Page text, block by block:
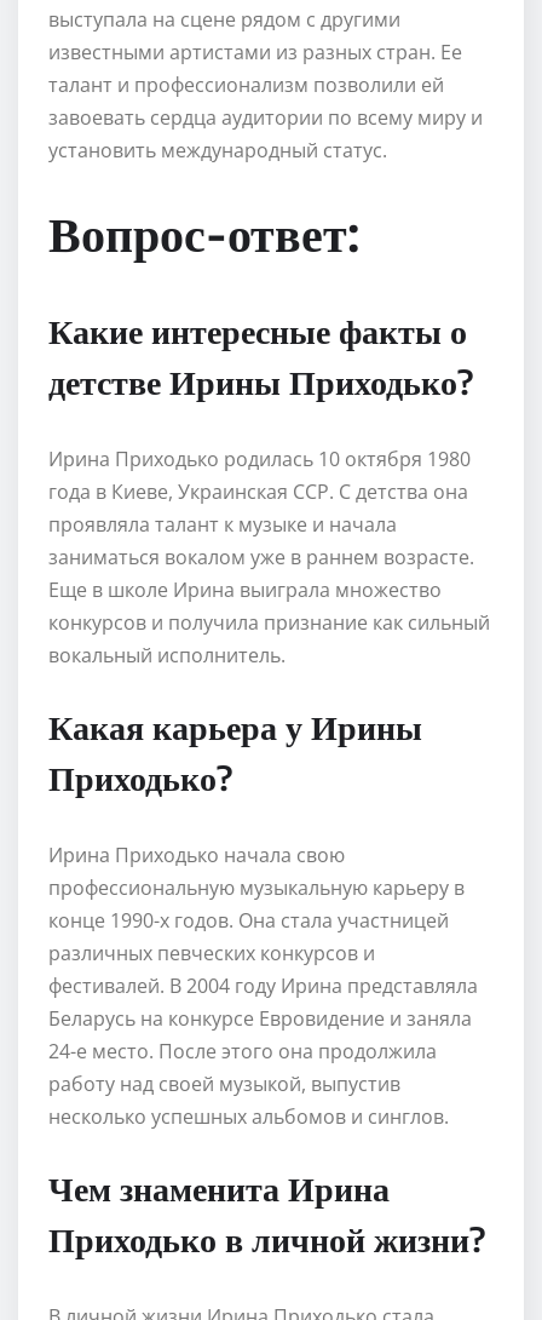
выступала на сцене рядом с другими
известными артистами из разных стран. Ее
талант и профессионализм позволили ей
завоевать сердца аудитории по всему миру и
установить международный статус.
Вопрос-ответ:
Какие интересные факты о
детстве Ирины Приходько?
Ирина Приходько родилась 10 октября 1980
года в Киеве, Украинская ССР. С детства она
проявляла талант к музыке и начала
заниматься вокалом уже в раннем возрасте.
Еще в школе Ирина выиграла множество
конкурсов и получила признание как сильный
вокальный исполнитель.
Какая карьера у Ирины
Приходько?
Ирина Приходько начала свою
профессиональную музыкальную карьеру в
конце 1990-х годов. Она стала участницей
различных певческих конкурсов и
фестивалей. В 2004 году Ирина представляла
Беларусь на конкурсе Евровидение и заняла
24-е место. После этого она продолжила
работу над своей музыкой, выпустив
несколько успешных альбомов и синглов.
Чем знаменита Ирина
Приходько в личной жизни?